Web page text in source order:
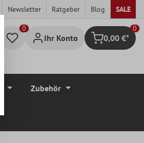
Newsletter Ratgeber Blog SALE
Ihr Konto Warenkorb
0
0,00 €*
Zubehör